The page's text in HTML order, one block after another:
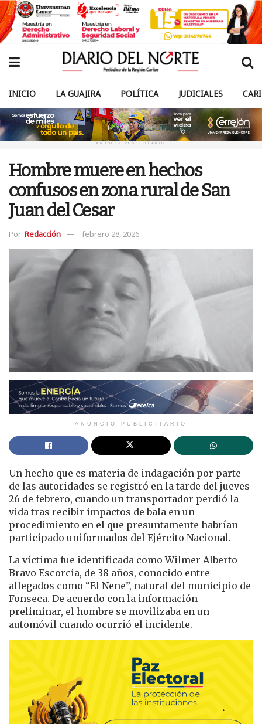
INICIO LA GUAJIRA POLÍTICA JUDICIALES
ANUNCIO PUBLICITARIO
Hombre muere en hechos
confusos en zona rural de San
Juan del Cesar
Por: Redacción febrero 28, 2026
ANUNCIO PUBLICITARIO
Un hecho que es materia de indagación por parte
de las autoridades se registró en la tarde del jueves
26 de febrero, cuando un transportador perdió la
vida tras recibir impactos de bala en un
procedimiento en el que presuntamente habrían
participado uniformados del Ejército Nacional.
La víctima fue identificada como Wilmer Alberto
Bravo Escorcia, de 38 años, conocido entre
allegados como “El Nene”, natural del municipio de
Fonseca. De acuerdo con la información
preliminar, el hombre se movilizaba en un
automóvil cuando ocurrió el incidente.